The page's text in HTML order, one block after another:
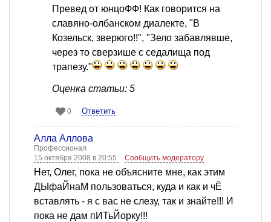
Превед от юнцоФФ! Как говорится на
славяно-олбанском диалекте, "В
Козельск, зверюго!!", "Зело забавлявше,
через то сверзише с седалища под
трапезу."
Оценка статьи: 5
0 Ответить
Алла Аллова
Профессионал
15 октября 2008 в 20:55
Сообщить модератору
Нет, Олег, пока не объясните мне, как этим
ДЫфаЙнаМ пользоваться, куда и как и чЁ
вставлять - я с вас не слезу, так и знайте!!! И
пока не дам пИТьЙорку!!!